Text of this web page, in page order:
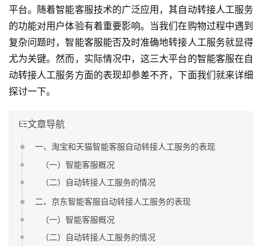
平台。随着智能客服技术的广泛应用，其自动转接人工服务
的功能对用户体验有着重要影响。当我们在购物过程中遇到
复杂问题时，智能客服能否及时准确地转接人工服务就显得
尤为关键。然而，实际情况中，这三大平台的智能客服在自
动转接人工服务方面的表现却参差不齐，下面我们就来详细
探讨一下。
文章导航
一、淘宝和天猫智能客服自动转接人工服务的表现
（一）智能客服概况
（二）自动转接人工服务的情况
二、京东智能客服自动转接人工服务的表现
（一）智能客服概况
（二）自动转接人工服务的情况